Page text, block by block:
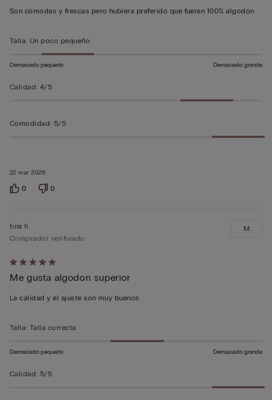
4
5
22 mar 2026
Son cómodas y frescas pero hubiera preferido que fueran 100% algodón
Talla: Un poco pequeño
Demasiado pequeño Demasiado grande
Calidad: 4/5
Comodidad: 5/5
0 0
Calificación
de
5
5
tina h
Comprador verificado
Me gusta algodon superior
La calidad y el ajuste son muy buenos
M
Talla: Talla correcta
Demasiado pequeño Demasiado grande
Calidad: 5/5